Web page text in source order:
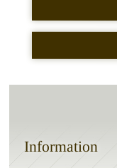
Information